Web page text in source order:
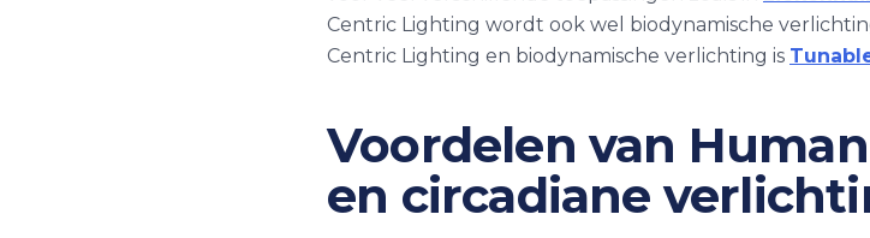
Centric Lighting wordt ook wel biodynamische
Centric Lighting en biodynamische verlichting is
Voordelen van
en circadiane